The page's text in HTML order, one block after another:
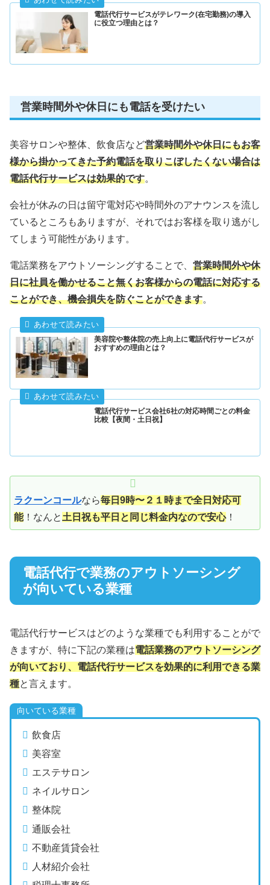
電話代行サービスがテレワーク(在宅勤務)の導入
に役立つ理由とは？
営業時間外や休日にも電話を受けたい
美容サロンや整体、飲食店など営業時間外や休日にもお客
様から掛かってきた予約電話を取りこぼしたくない場合は
電話代行サービスは効果的です。
会社が休みの日は留守電対応や時間外のアナウンスを流し
ているところもありますが、それではお客様を取り逃がし
てしまう可能性があります。
電話業務をアウトソーシングすることで、 営業時間外や休
日に社員を働かせること無くお客様からの電話に対応する
ことができ、機会損失を防ぐことができます。
美容院や整体院の売上向上に電話代行サービスが
おすすめの理由とは？
電話代行サービス会社6社の対応時間ごとの料金
比較【夜間・土日祝】
ラクーンコールなら毎日9時〜２１時まで全日対応可
能！なんと 土日祝も平日と同じ料金内なので安心！
電話代行で業務のアウトソーシング
が向いている業種
電話代行サービスはどのような業種でも利用することがで
きますが、特に下記の業種は電話業務のアウトソーシング
が向いており、電話代行サービスを効果的に利用できる業
種と言えます。
向いている業種
飲食店
美容室
エステサロン
ネイルサロン
整体院
通販会社
不動産賃貸会社
人材紹介会社